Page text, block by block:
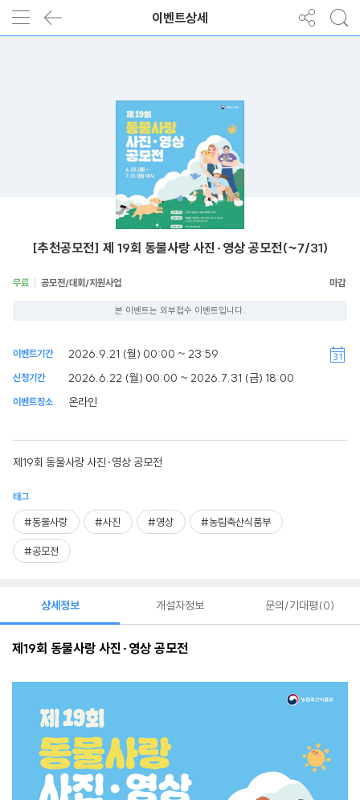
이벤트상세
[추천공모전] 제 19회 동물사랑 사진·영상 공모전(~7/31)
무료 공모전/대회/지원사업
본 이벤트는 외부접수 이벤트입니다.
이벤트기간 2026.9.21 (월) 00:00 ~ 23:59
신청기간 2026.6.22 (월) 00:00 ~ 2026.7.31 (금) 18:00
이벤트장소 온라인
제19회 동물사랑 사진·영상 공모전
태그
#동물사랑 #사진 #영상 #농림축산식품부
#공모전
상세정보
제 19회 동물사랑 사진 · 영상 공모전
개설자정보 문의/기대평 0